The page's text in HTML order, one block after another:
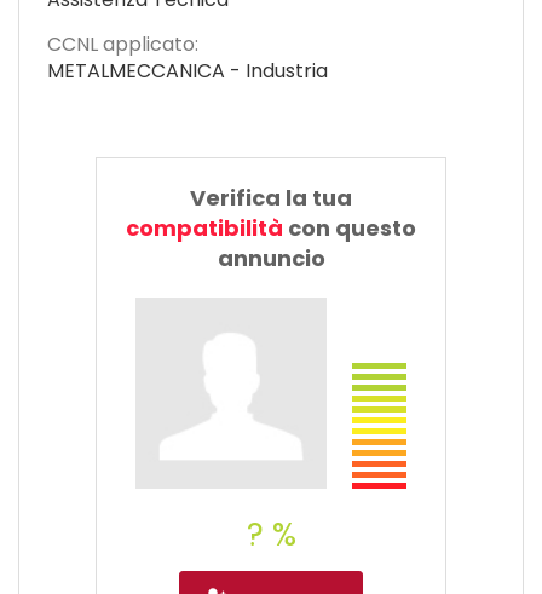
CCNL applicato:
METALMECCANICA - Industria
Verifica la tua
compatibilità con questo
annuncio
? %